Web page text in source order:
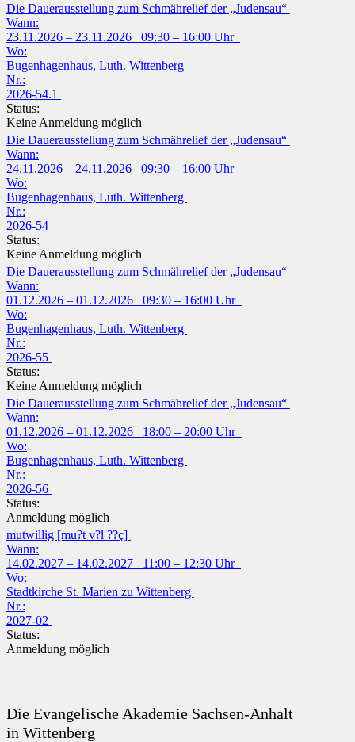
Die Dauerausstellung zum Schmährelief der „Judensau“
Wann:
23.11.2026 – 23.11.2026 09:30 – 16:00 Uhr
Wo:
Bugenhagenhaus, Luth. Wittenberg
Nr.:
2026-54.1
Status:
Keine Anmeldung möglich
Die Dauerausstellung zum Schmährelief der „Judensau“
Wann:
24.11.2026 – 24.11.2026 09:30 – 16:00 Uhr
Wo:
Bugenhagenhaus, Luth. Wittenberg
Nr.:
2026-54
Status:
Keine Anmeldung möglich
Die Dauerausstellung zum Schmährelief der „Judensau“
Wann:
01.12.2026 – 01.12.2026 09:30 – 16:00 Uhr
Wo:
Bugenhagenhaus, Luth. Wittenberg
Nr.:
2026-55
Status:
Keine Anmeldung möglich
Die Dauerausstellung zum Schmährelief der „Judensau“
Wann:
01.12.2026 – 01.12.2026 18:00 – 20:00 Uhr
Wo:
Bugenhagenhaus, Luth. Wittenberg
Nr.:
2026-56
Status:
Anmeldung möglich
mutwillig [mu?t v?l ??ç]
Wann:
14.02.2027 – 14.02.2027 11:00 – 12:30 Uhr
Wo:
Stadtkirche St. Marien zu Wittenberg
Nr.:
2027-02
Status:
Anmeldung möglich
Die Evangelische Akademie Sachsen-Anhalt
in Wittenberg